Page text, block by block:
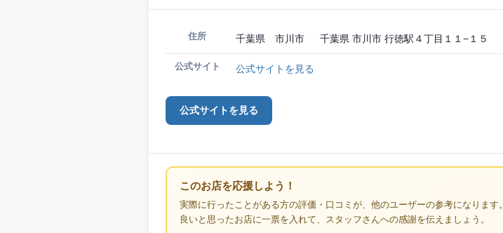
住所 千葉県 市川市 千葉県 市川市 行徳駅４丁目１１−１５
公式サイト 公式サイトを見る
公式サイトを見る
このお店を応援しよう！
実際に行ったことがある方の評価・口コミが、他のユーザーの参考になります。
良いと思ったお店に一票を入れて、スタッフさんへの感謝を伝えましょう。